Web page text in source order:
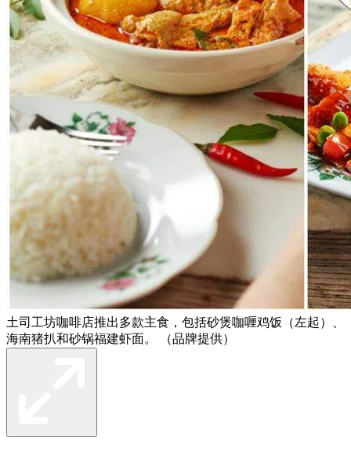
土司工坊咖啡店推出多款主食，包括砂煲咖喱鸡饭（左起）、
海南猪扒和砂锅福建虾面。 （品牌提供）